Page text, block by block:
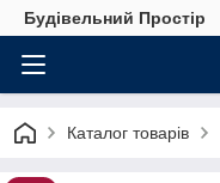
Будівельний Простір
Каталог товарів